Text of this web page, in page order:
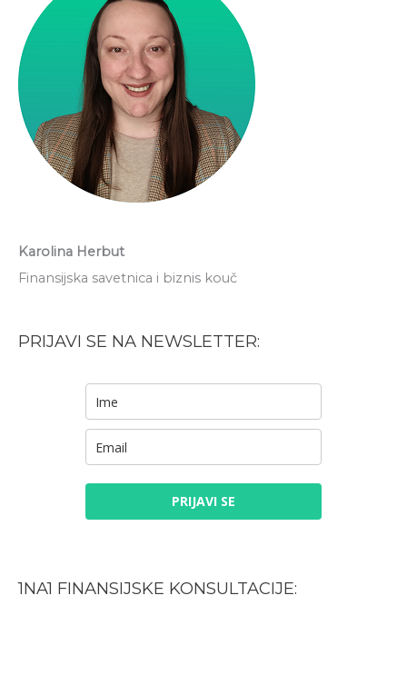
Karolina Herbut
Finansijska savetnica i biznis kouč
PRIJAVI SE NA NEWSLETTER:
PRIJAVI SE
1NA1 FINANSIJSKE KONSULTACIJE: